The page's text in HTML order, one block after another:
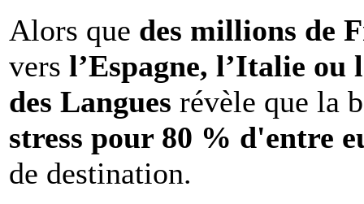
Alors que des millions de
vers l’Espagne, l’Italie ou
des Langues révèle que la
stress pour 80 % d'entre
de destination.